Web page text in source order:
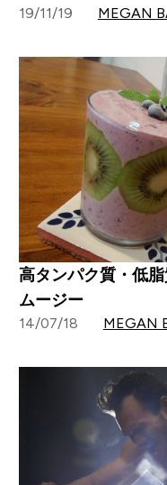
19/11/19 MEGAN
高タンパク質・低
ムージー
14/07/18 MEGAN